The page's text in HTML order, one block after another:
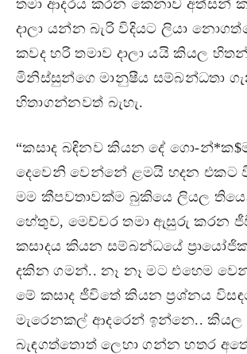
තමා ආදරය කරන කෙනාව අත්සන්
දාලා යන්න බැරි විදියට ලියා
කවද හරි තමාව දාලා යයි කියල
මිනිස්සුන්ගෙ මානුෂීය සම්බන්ධතා
හිතාගන්නවත් බැහැ.
“කසාද බඳිනව කියන දේ ගො-
දෙවෙනි වෙන්නේ ළමයි හදන එකට
මම කීපවතාවක්ම බුකියෙ ලියල
හේතුව, මෙච්චර තමා ඇසුරු කරන
කසාදය කියන සම්බන්ධයේ
දකින ගමන්.. නෑ නෑ මට එහෙම
මේ කසාද ජීවිතේ කියන ප්‍රශ්නය
මැරෙනකල් ආදරෙන් ඉන්නෙ.. කියල
බැඳගත්තොත් ලෙහා ගන්න හතර